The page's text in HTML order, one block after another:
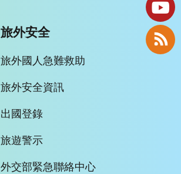
旅外安全
旅外國人急難救助
旅外安全資訊
出國登錄
旅遊警示
外交部緊急聯絡中心